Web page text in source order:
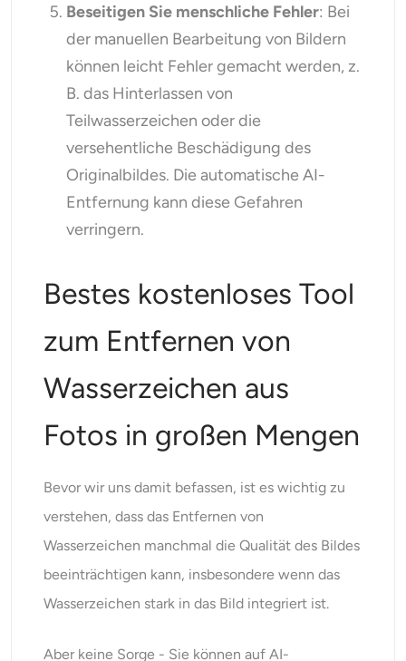
Beseitigen Sie menschliche Fehler: Bei
der manuellen Bearbeitung von Bildern
können leicht Fehler gemacht werden, z.
B. das Hinterlassen von
Teilwasserzeichen oder die
versehentliche Beschädigung des
Originalbildes. Die automatische AI-
Entfernung kann diese Gefahren
verringern.
Bestes kostenloses Tool
zum Entfernen von
Wasserzeichen aus
Fotos in großen Mengen
Bevor wir uns damit befassen, ist es wichtig zu
verstehen, dass das Entfernen von
Wasserzeichen manchmal die Qualität des Bildes
beeinträchtigen kann, insbesondere wenn das
Wasserzeichen stark in das Bild integriert ist.
Aber keine Sorge - Sie können aufAI-